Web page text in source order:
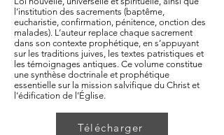
l’institution des sacrements (baptême,
eucharistie, confirmation, pénitence, onction des
malades). L’auteur replace chaque sacrement
dans son contexte prophétique, en s’appuyant
sur les traditions juives, les textes patristiques et
les témoignages antiques. Ce volume constitue
une synthèse doctrinale et prophétique
essentielle sur la mission salvifique du Christ et
l’édification de l’Église.
Télécharger